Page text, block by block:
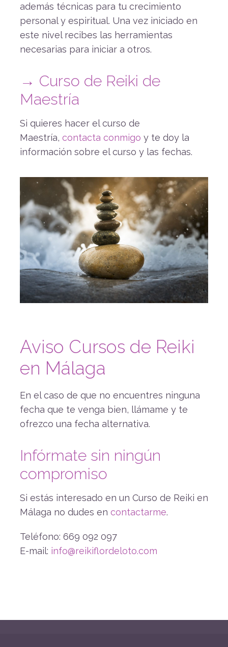
además técnicas para tu crecimiento
personal y espiritual. Una vez iniciado en
este nivel recibes las herramientas
necesarias para iniciar a otros.
→ Curso de Reiki de
Maestría
Si quieres hacer el curso de
Maestría, contacta conmigo y te doy la
información sobre el curso y las fechas.
Aviso Cursos de Reiki
en Málaga
En el caso de que no encuentres ninguna
fecha que te venga bien, llámame y te
ofrezco una fecha alternativa.
Infórmate sin ningún
compromiso
Si estás interesado en un Curso de Reiki en
Málaga no dudes en contactarme.
Teléfono: 669 092 097
E-mail: info@reikiflordeloto.com